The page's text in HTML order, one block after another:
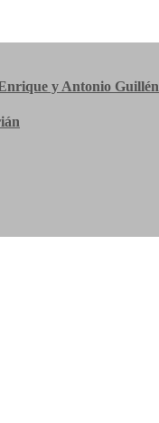
y Antonio Guillén